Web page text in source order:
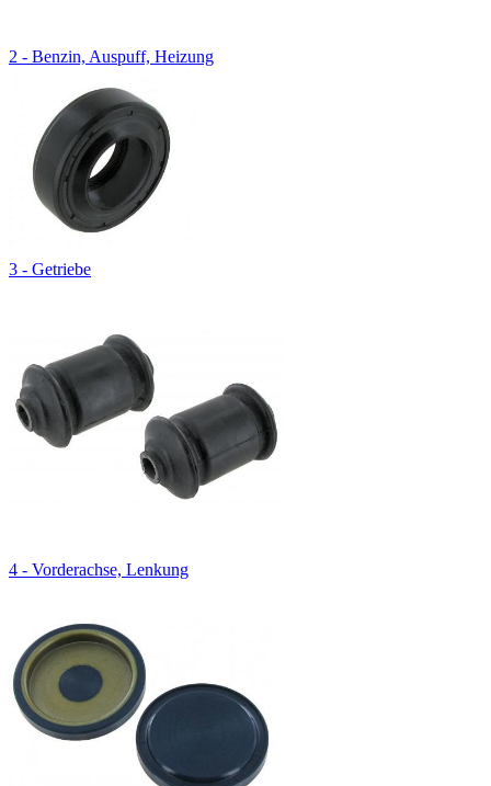
2 - Benzin, Auspuff, Heizung
3 - Getriebe
4 - Vorderachse, Lenkung